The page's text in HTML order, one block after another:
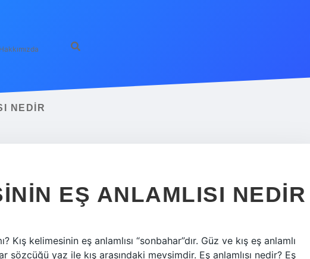
Hakkımızda
NEDIR
EŞ ANLAMLISI NEDIR
Kış kelimesinin eş anlamlısı “sonbahar”dır. Güz ve kış eş anlamlı
sözcüğü yaz ile kış arasındaki mevsimdir. Eş anlamlısı nedir? Eş